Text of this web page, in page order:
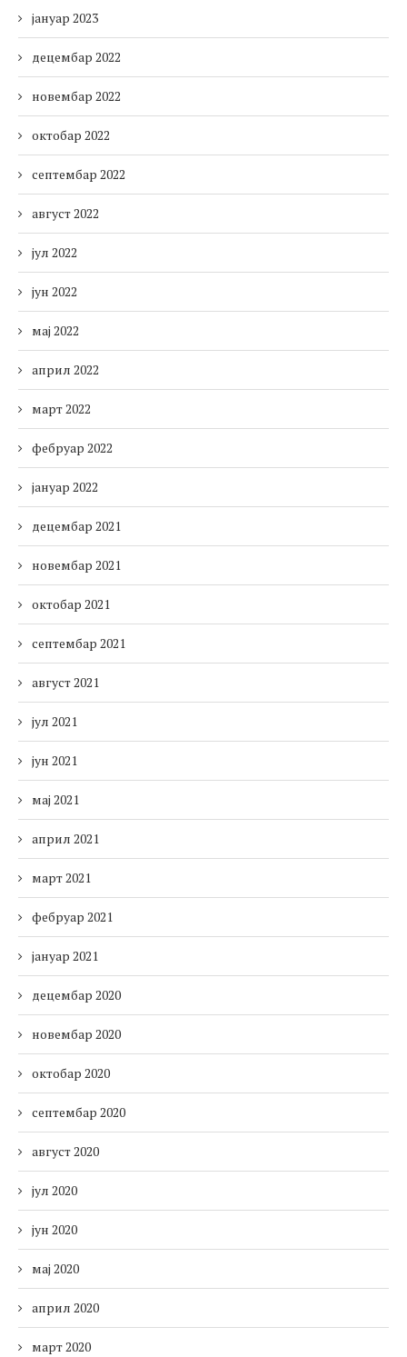
јануар 2023
децембар 2022
новембар 2022
октобар 2022
септембар 2022
август 2022
јул 2022
јун 2022
мај 2022
април 2022
март 2022
фебруар 2022
јануар 2022
децембар 2021
новембар 2021
октобар 2021
септембар 2021
август 2021
јул 2021
јун 2021
мај 2021
април 2021
март 2021
фебруар 2021
јануар 2021
децембар 2020
новембар 2020
октобар 2020
септембар 2020
август 2020
јул 2020
јун 2020
мај 2020
април 2020
март 2020